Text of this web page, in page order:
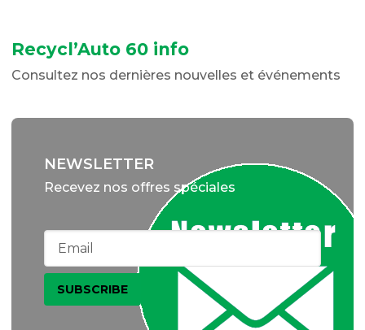
Recycl’Auto 60 info
Consultez nos dernières nouvelles et événements
NEWSLETTER
Recevez nos offres spéciales